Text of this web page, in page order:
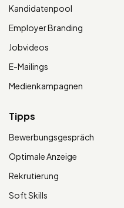
Kandidatenpool
Employer Branding
Jobvideos
E-Mailings
Medienkampagnen
Tipps
Bewerbungsgespräch
Optimale Anzeige
Rekrutierung
Soft Skills